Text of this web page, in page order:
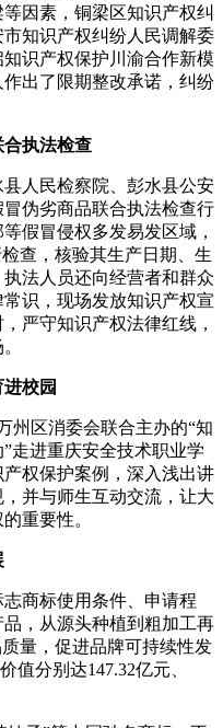
因素，铜梁区知识产权纠
知识产权纠纷人民调解委
识产权保护川渝合作新模
出了限期整改承诺，纠纷
执法检查
人民检察院、彭水县公安
伪劣商品联合执法检查行
假冒侵权多发易发区域，
查，核验其生产日期、生
法人员还向经营者和群众
识，现场发放知识产权宣
严守知识产权法律红线，
校园
州区消委会联合主办的“知
走进重庆安全技术职业学
权保护案例，深入浅出讲
并与师生互动交流，让大
重要性。
商标使用条件、申请程
，从源头种植到粗加工再
量，促进品牌可持续性发
值分别达147.32亿元、